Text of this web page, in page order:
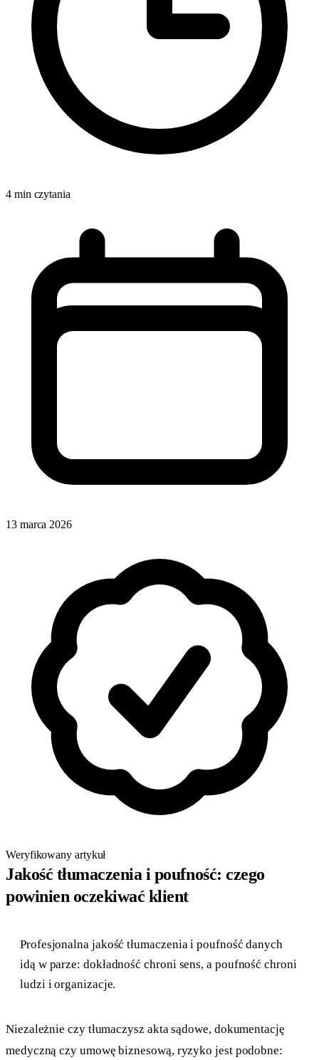
4 min czytania
13 marca 2026
Weryfikowany artykuł
Jakość tłumaczenia i poufność: czego
powinien oczekiwać klient
Profesjonalna jakość tłumaczenia i poufność danych
idą w parze: dokładność chroni sens, a poufność chroni
ludzi i organizacje.
Niezależnie czy tłumaczysz akta sądowe, dokumentację
medyczną czy umowę biznesową, ryzyko jest podobne: